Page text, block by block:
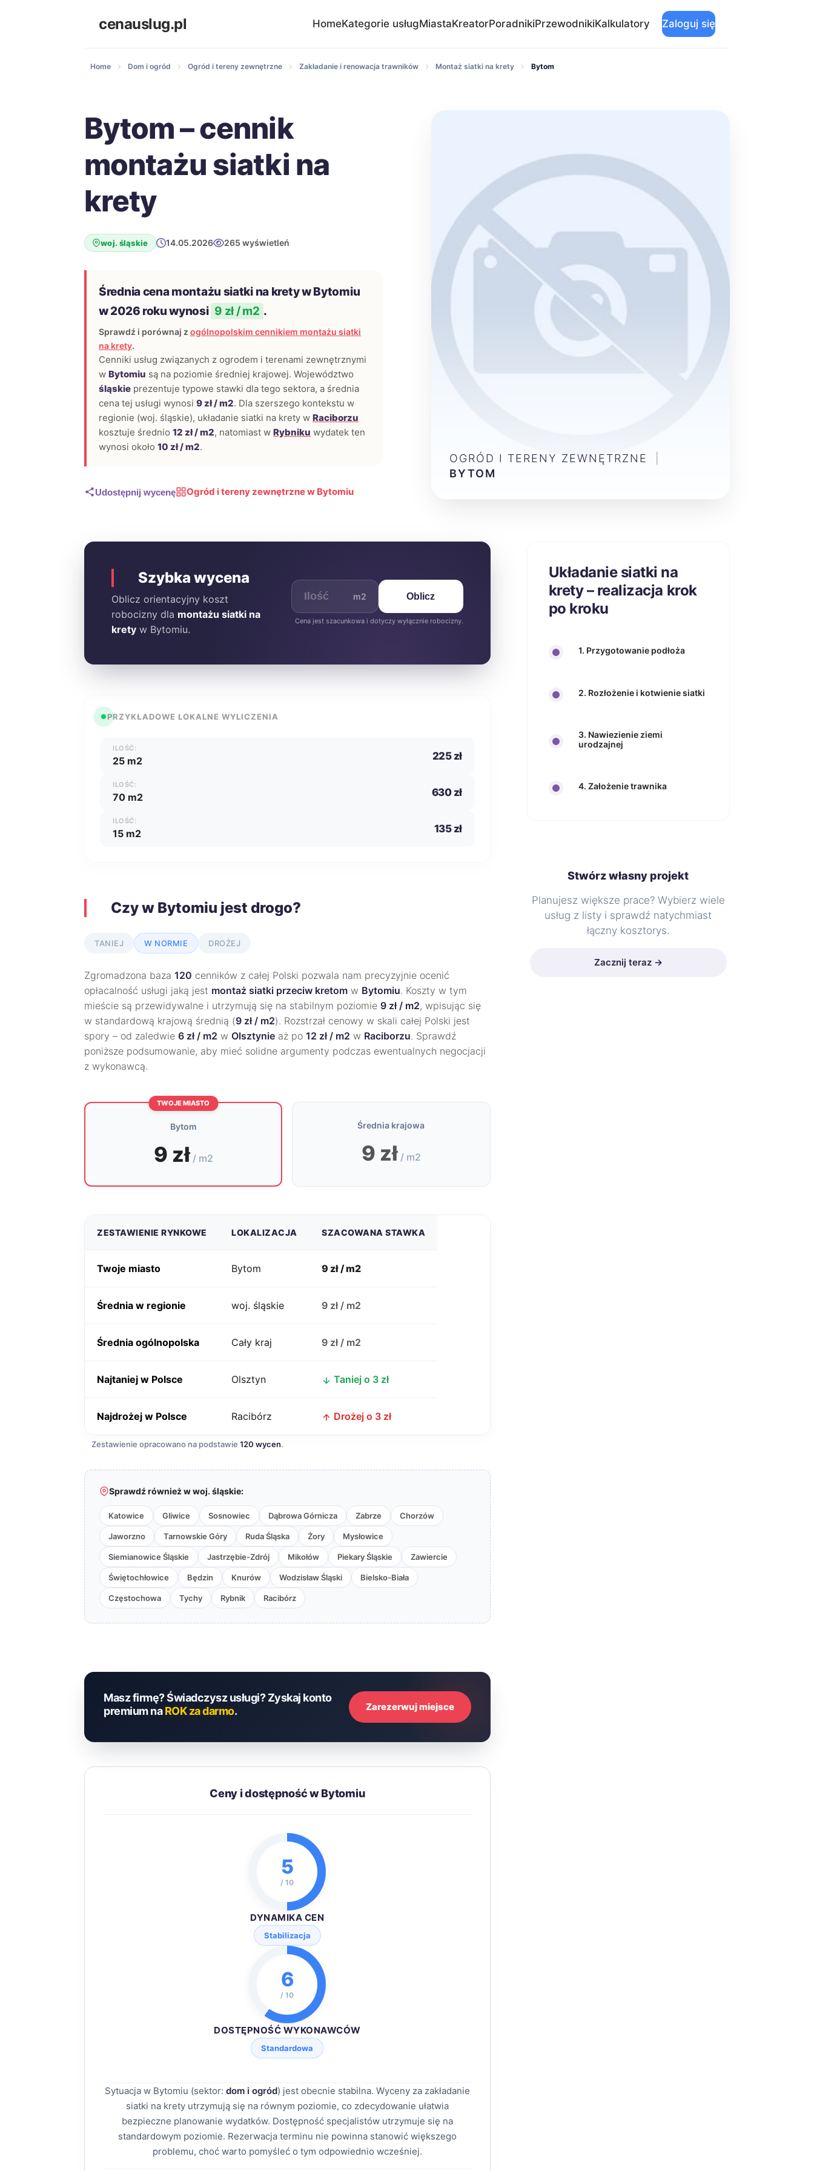
cenauslug.pl HomeKategorie usługMiastaKreatorPoradnikiPrzewodnikiKalkulatory Zaloguj się
Home Dom i ogród Ogród i tereny zewnętrzne Zakładanie i renowacja trawników Montaż siatki na krety Bytom
Bytom – cennik
montażu siatki na
krety
woj. śląskie 14.05.2026 265 wyświetleń
Średnia cena montażu siatki na krety w Bytomiu
w 2026 roku wynosi 9 zł / m2 .
Sprawdź i porównaj z ogólnopolskim cennikiem montażu siatki
na krety.
Cenniki usług związanych z ogrodem i terenami zewnętrznymi
w Bytomiu są na poziomie średniej krajowej. Województwo
śląskie prezentuje typowe stawki dla tego sektora, a średnia
cena tej usługi wynosi 9 zł / m2. Dla szerszego kontekstu w
regionie (woj. śląskie), układanie siatki na krety w Raciborzu
kosztuje średnio 12 zł / m2, natomiast w Rybniku wydatek ten
wynosi około 10 zł / m2.
Udostępnij wycenę Ogród i tereny zewnętrzne w Bytomiu
OGRÓD I TERENY ZEWNĘTRZNE
BYTOM
Szybka wycena
Oblicz orientacyjny koszt
robocizny dla montażu siatki na
krety w Bytomiu.
m2 Oblicz
Cena jest szacunkowa i dotyczy wyłącznie robocizny.
PRZYKŁADOWE LOKALNE WYLICZENIA
ILOŚĆ:
25 m2 225 zł
ILOŚĆ:
70 m2 630 zł
ILOŚĆ:
15 m2 135 zł
Czy w Bytomiu jest drogo?
TANIEJ W NORMIE DROŻEJ
Zgromadzona baza 120 cenników z całej Polski pozwala nam precyzyjnie ocenić
opłacalność usługi jaką jest montaż siatki przeciw kretom w Bytomiu. Koszty w tym
mieście są przewidywalne i utrzymują się na stabilnym poziomie 9 zł / m2, wpisując się
w standardową krajową średnią (9 zł / m2). Rozstrzał cenowy w skali całej Polski jest
spory – od zaledwie 6 zł / m2 w Olsztynie aż po 12 zł / m2 w Raciborzu. Sprawdź
poniższe podsumowanie, aby mieć solidne argumenty podczas ewentualnych negocjacji
z wykonawcą.
TWOJE MIASTO
Bytom
9 zł / m2
Średnia krajowa
9 zł / m2
ZESTAWIENIE RYNKOWE LOKALIZACJA SZACOWANA STAWKA
Twoje miasto Bytom 9 zł / m2
Średnia w regionie woj. śląskie 9 zł / m2
Średnia ogólnopolska Cały kraj 9 zł / m2
Najtaniej w Polsce Olsztyn Taniej o 3 zł
Najdrożej w Polsce Racibórz Drożej o 3 zł
Zestawienie opracowano na podstawie 120 wycen.
Sprawdź również w woj. śląskie:
Katowice Gliwice Sosnowiec Dąbrowa Górnicza Zabrze Chorzów
Jaworzno Tarnowskie Góry Ruda Śląska Żory Mysłowice
Siemianowice Śląskie Jastrzębie-Zdrój Mikołów Piekary Śląskie Zawiercie
Świętochłowice Będzin Knurów Wodzisław Śląski Bielsko-Biała
Częstochowa Tychy Rybnik Racibórz
Masz firmę? Świadczysz usługi? Zyskaj konto
premium naROK za darmo. Zarezerwuj miejsce
Ceny i dostępność w Bytomiu
5
/ 10
DYNAMIKA CEN
Stabilizacja
6
/ 10
DOSTĘPNOŚĆ WYKONAWCÓW
Standardowa
Sytuacja w Bytomiu (sektor: dom i ogród) jest obecnie stabilna. Wyceny za zakładanie
siatki na krety utrzymują się na równym poziomie, co zdecydowanie ułatwia
bezpieczne planowanie wydatków. Dostępność specjalistów utrzymuje się na
standardowym poziomie. Rezerwacja terminu nie powinna stanowić większego
problemu, choć warto pomyśleć o tym odpowiednio wcześniej.
Układanie siatki na
krety – realizacja krok
po kroku
1. Przygotowanie podłoża
2. Rozłożenie i kotwienie siatki
3. Nawiezienie ziemi
urodzajnej
4. Założenie trawnika
Stwórz własny projekt
Planujesz większe prace? Wybierz wiele
usług z listy i sprawdź natychmiast
łączny kosztorys.
Zacznij teraz →